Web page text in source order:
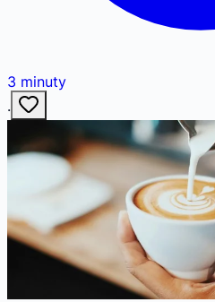
3 minuty
·